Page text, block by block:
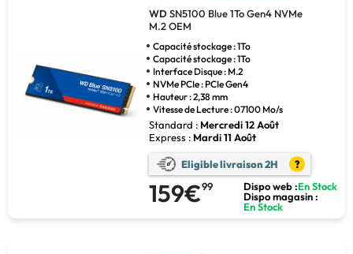
WDSN5100 Blue 1To Gen4 NVMe
M.2 OEM
Capacité stockage : 1To
Capacité stockage : 1To
Interface Disque : M.2
NVMe PCIe : PCIe Gen4
Hauteur : 2,38 mm
Vitesse de Lecture : 07100 Mo/s
Standard : Mercredi 12 Août
Express : Mardi 11 Août
Eligible livraison 2H ?
159€99 Dispo web :En Stock
Dispo magasin :
En Stock